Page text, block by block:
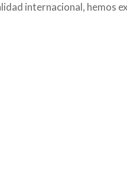
internacional, hemos